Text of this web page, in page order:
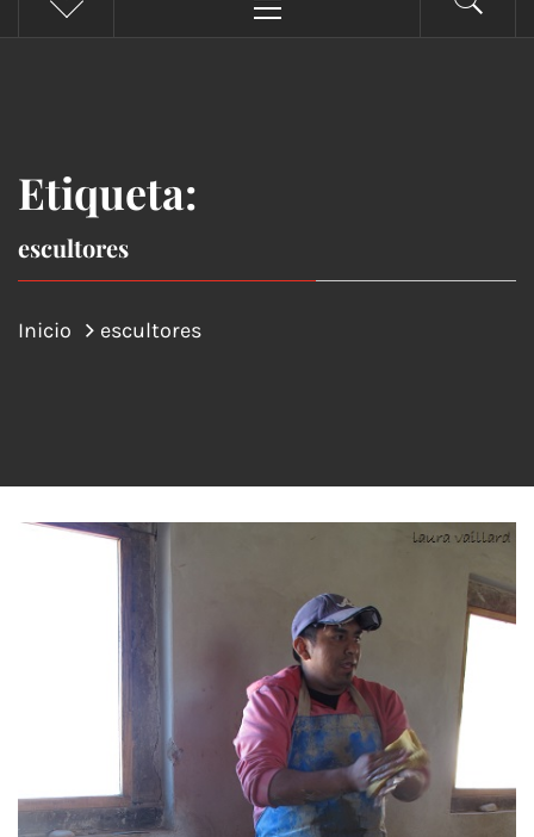
principal
Etiqueta:
escultores
Inicio escultores